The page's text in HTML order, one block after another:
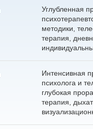
Углубленная
методики,
терапия,
Интенсивная
психолога и
глубокая
терапия,